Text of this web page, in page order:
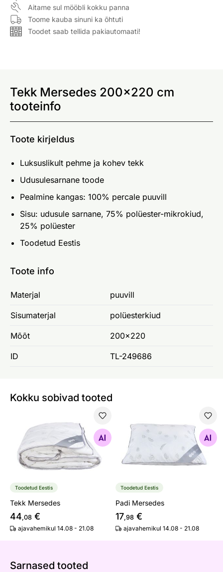
Aitame sul mööbli kokku panna
Toome kauba sinuni ka õhtuti
Toodet saab tellida pakiautomaati!
Tekk Mersedes 200x220 cm
tooteinfo
Toote kirjeldus
Luksuslikult pehme ja kohev tekk
Udusulesarnane toode
Pealmine kangas: 100% percale puuvill
Sisu: udusule sarnane, 75% polüester-mikrokiud,
25% polüester
Toodetud Eestis
Toote info
Materjal puuvill
Sisumaterjal polüesterkiud
Mõõt 200x220
ID TL-249686
Kokku sobivad tooted
Tekk Mersedes
Otsi sarnaseid
Toodetud Eestis
Tekk Mersedes
44,08 €
ajavahemikul 14.08 - 21.08
Padi Mersedes
Otsi sarnaseid
Toodetud Eestis
Padi Mersedes
17,98 €
ajavahemikul 14.08 - 21.08
Sarnased tooted